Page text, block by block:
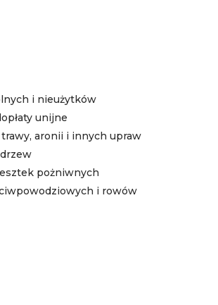
i nieużytków
unijne
aronii i innych upraw
pożniwnych
i rowów